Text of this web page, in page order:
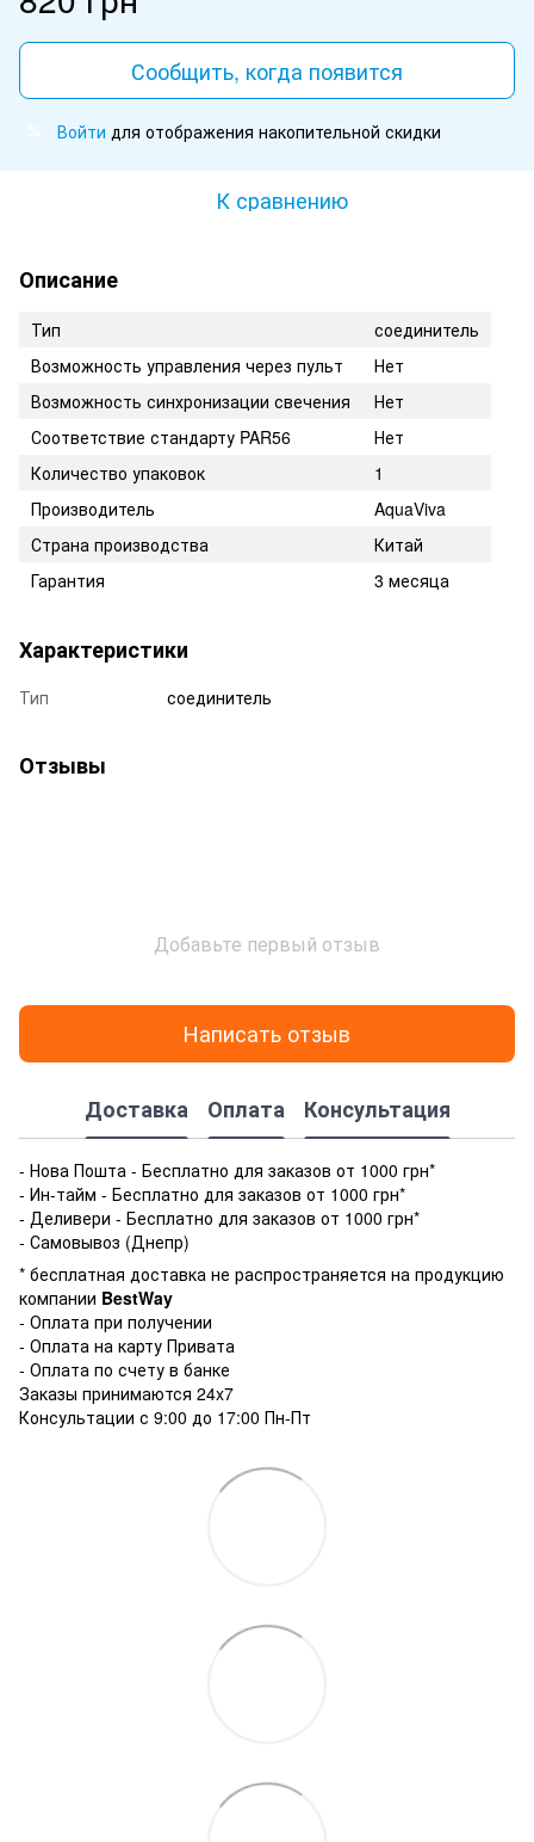
Сообщить, когда появится
Войти для отображения накопительной скидки
К сравнению
Описание
Тип
соединитель
Возможность управления через пульт
Нет
Возможность синхронизации свечения
Нет
Соответствие стандарту PAR56
Нет
Количество упаковок
1
Производитель
AquaViva
Страна производства
Китай
Гарантия
3 месяца
Характеристики
Тип соединитель
Отзывы
Добавьте первый отзыв
Написать отзыв
Доставка Оплата Консультация
- Нова Пошта - Бесплатно для заказов от 1000 грн*
- Ин-тайм - Бесплатно для заказов от 1000 грн*
- Деливери - Бесплатно для заказов от 1000 грн*
- Самовывоз (Днепр)
* бесплатная доставка не распространяется на продукцию
компании BestWay
- Оплата при получении
- Оплата на карту Привата
- Оплата по счету в банке
Заказы принимаются 24x7
Консультации с 9:00 до 17:00 Пн-Пт